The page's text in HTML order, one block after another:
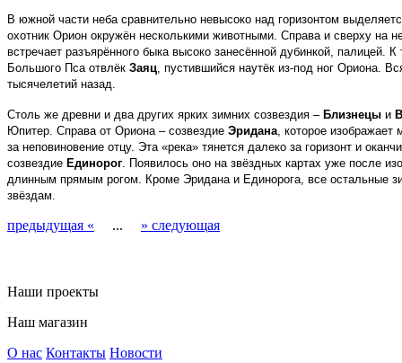
В южной части неба сравнительно невысоко над горизонтом
охотник Орион окружён несколькими животными. Справа и сверху на
встречает разъярённого быка высоко занесённой дубинкой, палицей.
Большого Пса отвлёк Заяц , пустившийся наутёк из-под ног Ориона.
тысячелетий назад.
Столь же древни и два других ярких зимних созвездия – Близнецы и
Юпитер. Справа от Ориона – созвездие Эридана , которое
за неповиновение отцу. Эта «река» тянется далеко за горизонт и
созвездие Единорог . Появилось оно на звёздных картах уже после
длинным прямым рогом. Кроме Эридана и Единорога, все остальные
звёздам.
предыдущая « ... » следующая
Наши проекты
Наш магазин
О нас Контакты Новости